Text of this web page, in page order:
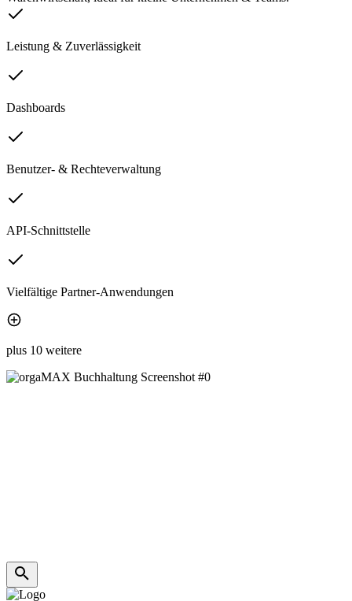
Leistung & Zuverlässigkeit
Dashboards
Benutzer- & Rechteverwaltung
API-Schnittstelle
Vielfältige Partner-Anwendungen
plus 10 weitere